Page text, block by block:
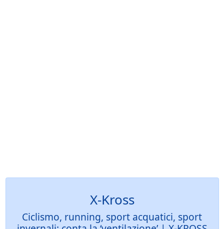
X-Kross
Ciclismo, running, sport acquatici, sport